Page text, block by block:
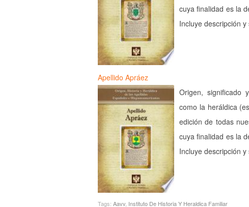
cuya finalidad es la
Incluye descripción
Apellido Apráez
Origen, significado
como la heráldica
edición de todas
cuya finalidad es la
Incluye descripción
Tags: Aavv, Instituto De Historia Y Heraldica Familiar